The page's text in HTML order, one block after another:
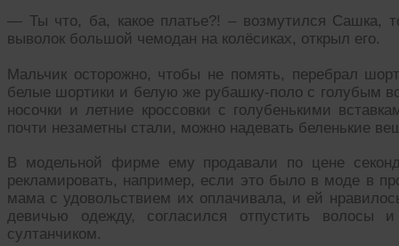
— Ты что, ба, какое платье?! – возмутился Сашка,
выволок большой чемодан на колёсиках, открыл его.
Мальчик осторожно, чтобы не помять, перебрал
белые шортики и белую же рубашку-поло с голубым
носочки и летние кроссовки с голубенькими
почти незаметны стали, можно надевать беленькие
В модельной фирме ему продавали по цене
рекламировать, например, если это было в моде в
мама с удовольствием их оплачивала, и ей
девичью одежду, согласился отпустить
султанчиком.